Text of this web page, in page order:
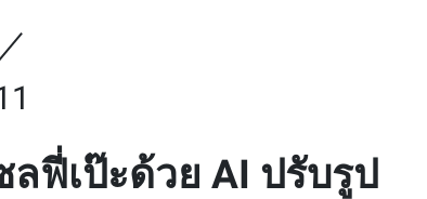
ลฟี่เป๊ะด้วย AI ปรับรูป